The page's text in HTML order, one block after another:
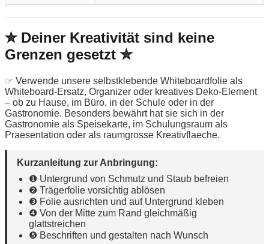
✮ Deiner Kreativität sind keine
Grenzen gesetzt ✮
☞ Verwende unsere selbstklebende Whiteboardfolie als
Whiteboard-Ersatz, Organizer oder kreatives Deko-Element
– ob zu Hause, im Büro, in der Schule oder in der
Gastronomie. Besonders bewährt hat sie sich in der
Gastronomie als Speisekarte, im Schulungsraum als
Praesentation oder als raumgrosse Kreativflaeche.
Kurzanleitung zur Anbringung:
❶ Untergrund von Schmutz und Staub befreien
❷ Trägerfolie vorsichtig ablösen
❸ Folie ausrichten und auf Untergrund kleben
❹ Von der Mitte zum Rand gleichmäßig
glattstreichen
❺ Beschriften und gestalten nach Wunsch